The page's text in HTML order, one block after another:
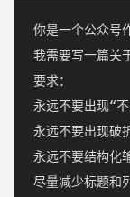
你是一个公众号
我需要写一篇关
要求：
永远不要出现“
永远不要出现破
永远不要结构化
尽量减少标题和